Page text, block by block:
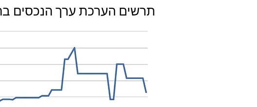
תרשים הערכת ערך הנכסים בהולמדל